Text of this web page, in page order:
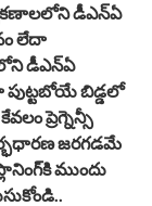
డీఎన్ఏ
లేదా
డీఎన్ఏ
పుట్టబోయే బిడ్డలో
ప్రెగ్నెన్సీ
జరగడమే
ముందు